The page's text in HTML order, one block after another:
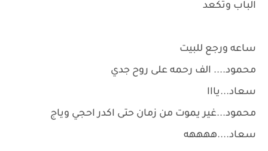
الباب وتكعد
ساعه ورجع للبيت
محمود.... الف رحمه على روح جدي
سعاد...يااا
محمود...غير يموت من زمان حتى اكدر احجي وياج
سعاد....ههههه